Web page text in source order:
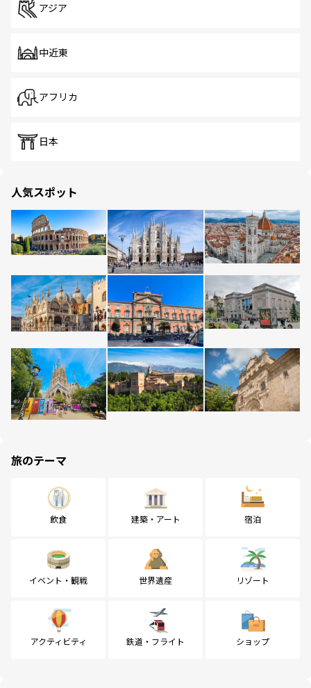
アジア
中近東
アフリカ
日本
人気スポット
旅のテーマ
飲食 建築・アート 宿泊
イベント・観戦 世界遺産 リゾート
アクティビティ 鉄道・フライト ショップ